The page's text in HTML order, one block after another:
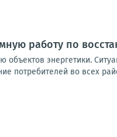
работу по
энергетики.
потребителей во всех